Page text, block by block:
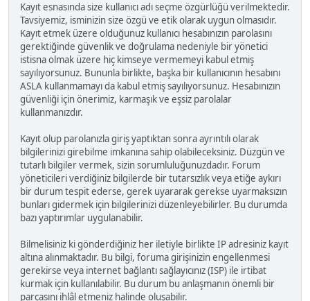
Kayıt esnasında size kullanıcı adı seçme özgürlüğü verilmektedir.
Tavsiyemiz, isminizin size özgü ve etik olarak uygun olmasıdır.
Kayıt etmek üzere olduğunuz kullanıcı hesabınızın parolasını
gerektiğinde güvenlik ve doğrulama nedeniyle bir yönetici
istisna olmak üzere hiç kimseye vermemeyi kabul etmiş
sayılıyorsunuz. Bununla birlikte, başka bir kullanıcının hesabını
ASLA kullanmamayı da kabul etmiş sayılıyorsunuz. Hesabınızın
güvenliği için önerimiz, karmaşık ve eşsiz parolalar
kullanmanızdır.
Kayıt olup parolanızla giriş yaptıktan sonra ayrıntılı olarak
bilgilerinizi girebilme imkanına sahip olabileceksiniz. Düzgün ve
tutarlı bilgiler vermek, sizin sorumluluğunuzdadır. Forum
yöneticileri verdiğiniz bilgilerde bir tutarsızlık veya etiğe aykırı
bir durum tespit ederse, gerek uyararak gerekse uyarmaksızın
bunları gidermek için bilgilerinizi düzenleyebilirler. Bu durumda
bazı yaptırımlar uygulanabilir.
Bilmelisiniz ki gönderdiğiniz her iletiyle birlikte IP adresiniz kayıt
altına alınmaktadır. Bu bilgi, foruma girişinizin engellenmesi
gerekirse veya internet bağlantı sağlayıcınız (ISP) ile irtibat
kurmak için kullanılabilir. Bu durum bu anlaşmanın önemli bir
parçasını ihlâl etmeniz halinde oluşabilir.